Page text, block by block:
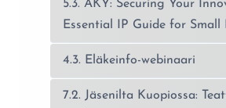
5.3. AKY: Securing Your
Essential IP Guide for Small
4.3. Eläkeinfo-webinaari
7.2. Jäsenilta Kuopiossa: